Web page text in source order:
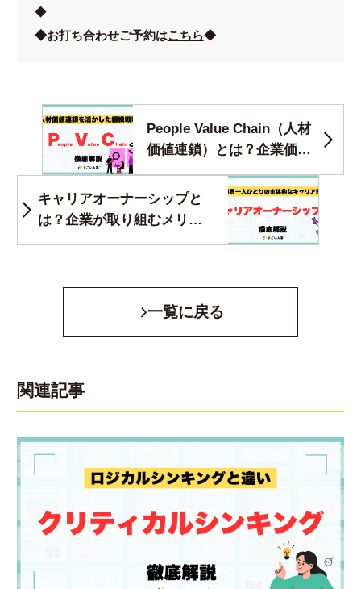
◆
◆お打ち合わせご予約はこちら◆
キャリアオーナーシップと
は？企業が取り組むメリッ
ト・方法・事例を人事向け
People Value Chain（人材
価値連鎖）とは？企業価値
を高める人事戦略の新常識
を徹底解説
一覧に戻る
関連記事